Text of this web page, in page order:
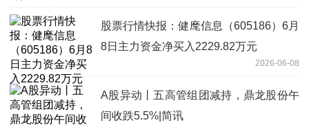
股票行情快报：健麾信息（605186）6月
8日主力资金净买入2229.82万元
2026-06-08
A股异动丨五高管组团减持，鼎龙股份午
间收跌5.5%|简讯